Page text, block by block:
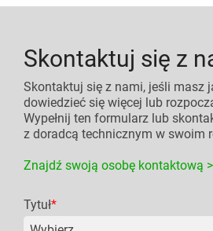
Skontaktuj się z
Skontaktuj się z nami, jeśli masz
dowiedzieć się więcej lub
Wypełnij ten formularz lub
z doradcą technicznym w swoim
Znajdź swoją osobę kontaktową >
Tytuł*